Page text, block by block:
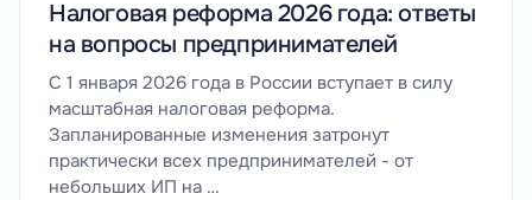
Налоговая реформа 2026 года: ответы
на вопросы предпринимателей
С 1 января 2026 года в России вступает в силу
масштабная налоговая реформа.
Запланированные изменения затронут
практически всех предпринимателей - от
небольших ИП на …